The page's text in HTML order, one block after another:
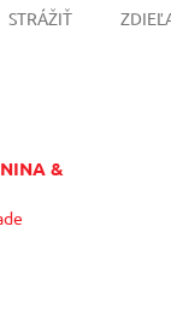
STRÁŽIŤ
&